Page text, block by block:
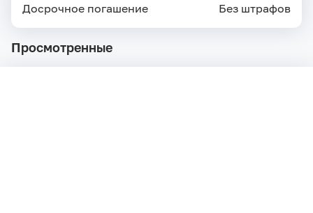
Досрочное погашение Без штрафов
Просмотренные